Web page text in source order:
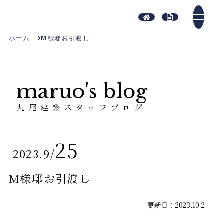
ホーム M様邸お引渡し
maruo's blog
丸尾建築スタッフブログ
2023.9/25
M様邸お引渡し
更新日：2023.10.2